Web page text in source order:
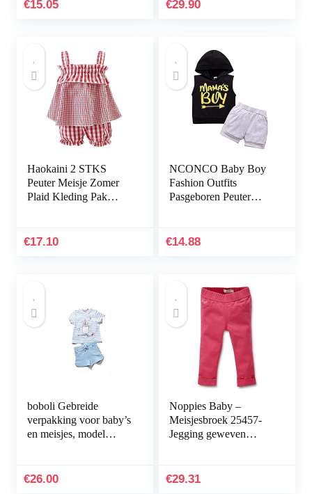
€15.05 €29.90
Haokaini 2 STKS
Peuter Meisje Zomer
Plaid Kleding Pak
€17.10
NCONCO Baby Boy
Fashion Outfits
Pasgeboren Peuter
€14.88
boboli Gebreide
verpakking voor baby’s
en meisjes, model
€26.00
Noppies Baby –
Meisjesbroek 25457-
Jegging geweven
€29.31